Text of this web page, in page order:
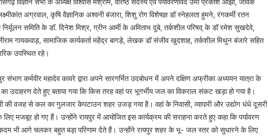
अग्रवाल, कृषि वैज्ञानिक अश्वनी बंजारा, शिशु रोग विशेषज्ञ डॉ स्नेहलता हुमने, रंगकर्मी रतन
निर्मूलन समिति के डाॅ. दिनेश मिश्र, ग्रीन आर्मी के अमिताभ दुबे, तर्कशील परिषद् के डॉ रमेश सुखदेवे,
गायकवाड़, सामाजिक कार्यकर्ता महेंद्र बागड़े, लेखक डॉ संजीव खुदशाह, तर्कशील मिथुन बंजारे सहित
उपस्थित रहे।
संभाग कर्मवीर महादेव कावरे द्वारा अपने सारगर्भित उदबोधन में अपने दक्षिण अफ्रीका अध्ययन यात्रा के
उदाहरण देते हुए बताया गया कि किस तरह वहां पर भूगर्भीय जल का विकराल संकट खड़ा हो गया है।
की वजह से कल का गुलजार केपटाउन शहर उजड़ गया है। वहां के निवासी, व्यापारी और उद्योग धंधे दूसरी
मजबूर हो गए हैं। उन्होंने रायपुर में आयोजित इस कार्यक्रम की सराहना करते हुए कहा कि पर्यावरण
भी आगे चलकर बहुत बड़ा परिणाम देते हैं। उन्होंने रायपुर शहर के भू- जल स्तर को सुधारने के लिए